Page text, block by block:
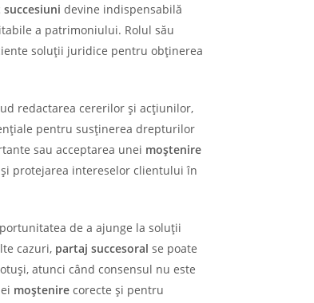
devine indispensabilă
a patrimoniului. Rolul său
soluții juridice pentru obținerea
redactarea cererilor și acțiunilor,
pentru susținerea drepturilor
sau acceptarea unei moștenire
protejarea intereselor clientului în
de a ajunge la soluții
cazuri, partaj succesoral se poate
atunci când consensul nu este
moștenire corecte și pentru